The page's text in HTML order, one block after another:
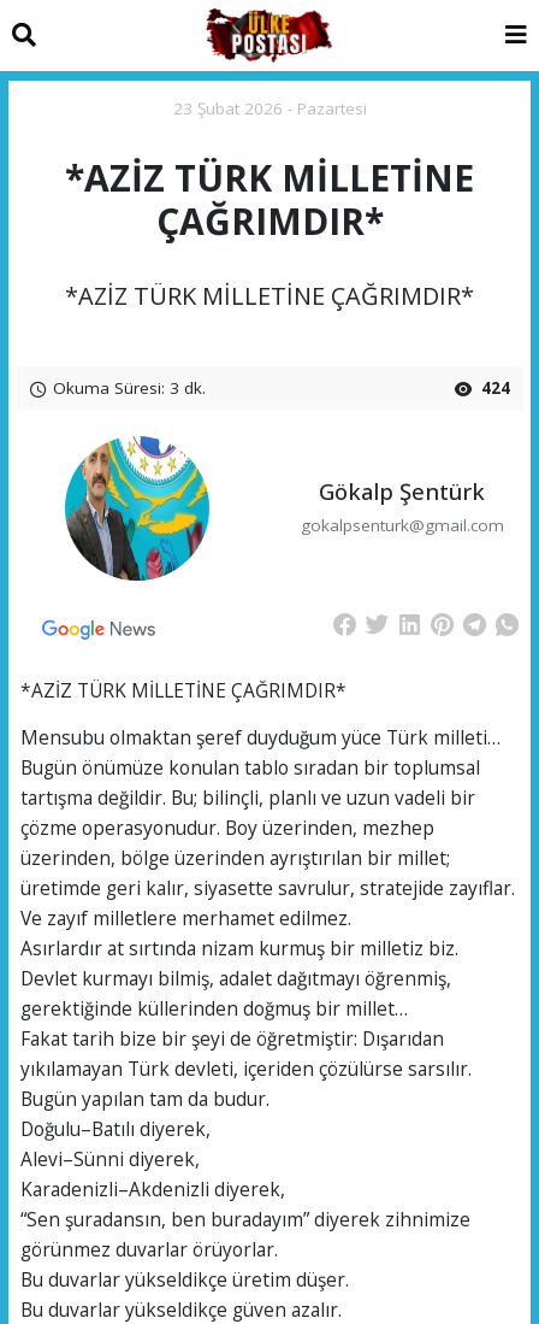
23 Şubat 2026 - Pazartesi
*AZİZ TÜRK MİLLETİNE
ÇAĞRIMDIR*
*AZİZ TÜRK MİLLETİNE ÇAĞRIMDIR*
Okuma Süresi: 3 dk. 424
Gökalp Şentürk
gokalpsenturk@gmail.com
*AZİZ TÜRK MİLLETİNE ÇAĞRIMDIR*
Mensubu olmaktan şeref duyduğum yüce Türk milleti…
Bugün önümüze konulan tablo sıradan bir toplumsal
tartışma değildir. Bu; bilinçli, planlı ve uzun vadeli bir
çözme operasyonudur. Boy üzerinden, mezhep
üzerinden, bölge üzerinden ayrıştırılan bir millet;
üretimde geri kalır, siyasette savrulur, stratejide zayıflar.
Ve zayıf milletlere merhamet edilmez.
Asırlardır at sırtında nizam kurmuş bir milletiz biz.
Devlet kurmayı bilmiş, adalet dağıtmayı öğrenmiş,
gerektiğinde küllerinden doğmuş bir millet…
Fakat tarih bize bir şeyi de öğretmiştir: Dışarıdan
yıkılamayan Türk devleti, içeriden çözülürse sarsılır.
Bugün yapılan tam da budur.
Doğulu–Batılı diyerek,
Alevi–Sünni diyerek,
Karadenizli–Akdenizli diyerek,
“Sen şuradansın, ben buradayım” diyerek zihnimize
görünmez duvarlar örüyorlar.
Bu duvarlar yükseldikçe üretim düşer.
Bu duvarlar yükseldikçe güven azalır.